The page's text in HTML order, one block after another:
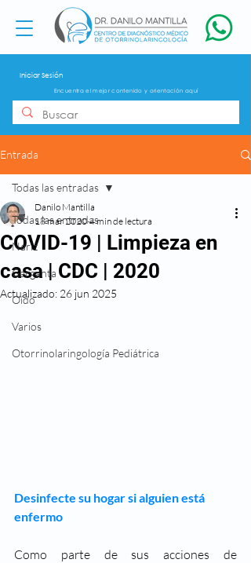
Iniciar Sesión
Encuentra el mejor contenido y orientación aquí
Entrada
Todas las entradas
Nariz
Garganta
Oído
Varios
Otorrinolaringología Pediátrica
Todas las entradas
COVID-19 | Limpieza en
casa | CDC | 2020
Danilo Mantilla
18 mar 2020 4 min de lectura
Actualizado: 26 jun 2025
Desinfecte su hogar si alguien está
enfermo
Como parte de sus acciones de